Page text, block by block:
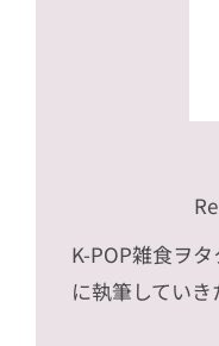
K-POP雑食ヲ
に執筆していき